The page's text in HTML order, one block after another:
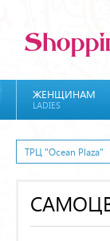
ЖЕНЩИНАМ
LADIES
ТРЦ "Ocean Plaza"